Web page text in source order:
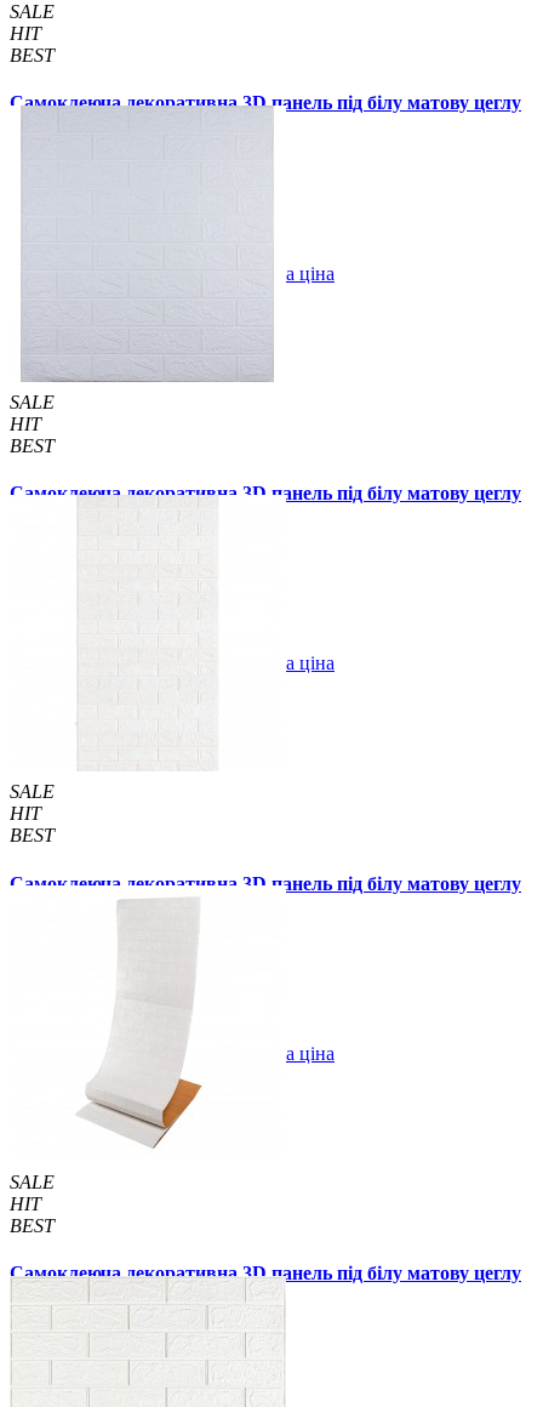
SALE
HIT
BEST
Самоклеюча декоративна 3D панель під білу матову цеглу
Оптова ціна
SALE
HIT
BEST
Самоклеюча декоративна 3D панель під білу матову цеглу
700x770x3 мм
Купити Оптова ціна
SALE
HIT
BEST
Самоклеюча декоративна 3D панель під білу матову цеглу
в рулоні 20 м 20000x700x3 мм
Купити В закладки Оптова ціна
SALE
HIT
BEST
Самоклеюча декоративна 3D панель під білу матову цеглу
в рулоні 3080x700x3 мм
289 грн. 500 грн. /шт